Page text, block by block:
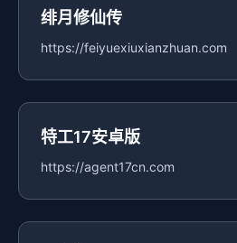
绯月修仙传
https://feiyuexiuxianzhuan.com
特工17安卓版
https://agent17cn.com